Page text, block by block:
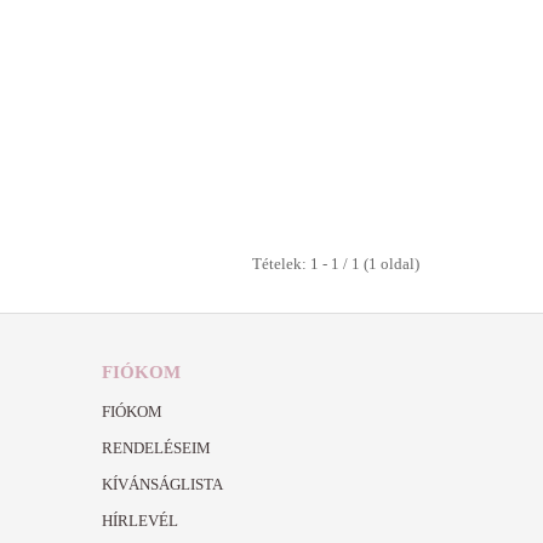
Tételek: 1 - 1 / 1 (1 oldal)
FIÓKOM
FIÓKOM
RENDELÉSEIM
KÍVÁNSÁGLISTA
HÍRLEVÉL